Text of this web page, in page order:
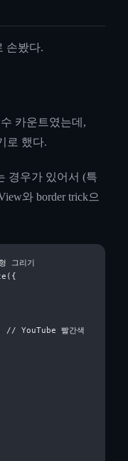
손봤다.
카운트였는데,
로 했다.
경우가 있어서 (특
와 border trick으
그리기
YouTube 빨간색